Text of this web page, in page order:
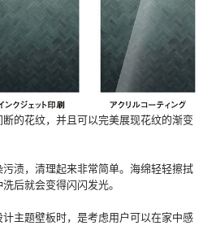
的花纹，并且可以完美展现花纹的渐变
渍，清理起来非常简单。海绵轻轻擦拭
后就会变得闪闪发光。
计主题壁板时，是考虑用户可以在家中感